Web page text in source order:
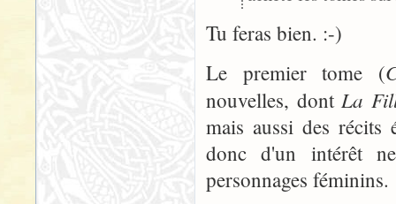
Tu feras bien. :-)
Le premier tome (
nouvelles, dontLa
mais aussi des récits
donc d'un intérêt
personnages féminins.